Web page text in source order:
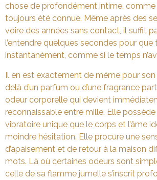
chose de profondément intime, comme
toujours été connue. Même après des
voire des années sans contact, il suffit
l’entendre quelques secondes pour que
instantanément, comme si le temps
Il en est exactement de même pour son
delà d’un parfum ou d’une fragrance
odeur corporelle qui devient
reconnaissable entre mille. Elle
vibratoire unique que le corps et l’âme
moindre hésitation. Elle procure une
d’apaisement et de retour à la maison
mots. Là où certaines odeurs sont
celle de sa flamme jumelle s’inscrit